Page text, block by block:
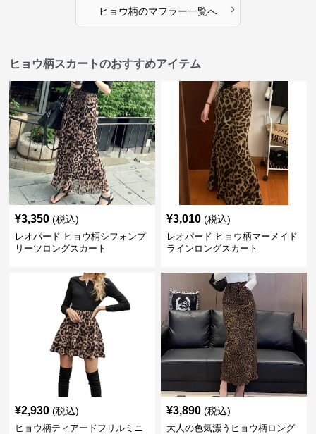
ヒョウ柄のマフラー一覧へ ›
ヒョウ柄スカートのおすすめアイテム
¥3,350 (税込)
レオパード ヒョウ柄シフォンプ
リーツロングスカート
¥3,010 (税込)
レオパード ヒョウ柄マーメイド
ラインロングスカート
¥2,930 (税込)
ヒョウ柄ティアードフリルミニ
¥3,890 (税込)
大人の色気漂うヒョウ柄ロング